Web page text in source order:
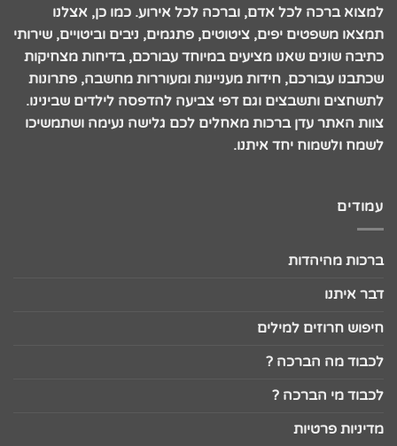
למצוא ברכה לכל אדם, וברכה לכל אירוע. כמו כן, אצלנו
תמצאו משפטים יפים, ציטוטים, פתגמים, ניבים וביטויים, שירותי
כתיבה שונים שאנו מציעים במיוחד עבורכם, בדיחות מצחיקות
שכתבנו עבורכם, חידות מעניינות ומעוררות מחשבה, פתרונות
לתשחצים ותשבצים וגם דפי צביעה להדפסה לילדים שבינינו.
צוות האתר עדן ברכות מאחלים לכם גלישה נעימה ושתמשיכו
לשמח ולשמוח יחד איתנו.
עמודים
ברכות מהיהדות
דבר איתנו
חיפוש חרוזים למילים
לכבוד מה הברכה ?
לכבוד מי הברכה ?
מדיניות פרטיות